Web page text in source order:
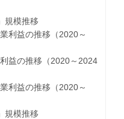
規模推移
益の推移（2020～
の推移（2020～2024
益の推移（2020～
規模推移